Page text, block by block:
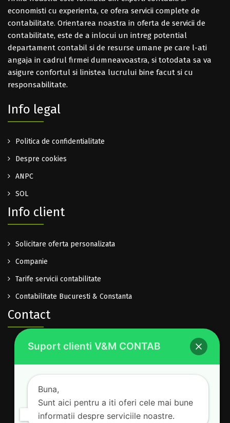
economisti cu experienta, ce ofera servicii complete de
contabilitate. Orientarea noastra in oferta de servicii de
contabilitate, este de a inlocui un intreg potential
departament contabil si de resurse umane pe care l-ati
angaja in cadrul firmei dumneavoastra, si totodata sa va
asigure confortul si linistea lucrului bine facut si cu
responsabilitate.
Info legal
Politica de confidentialitate
Despre cookies
ANPC
SOL
Info client
Solicitare oferta personalizata
Companie
Tarife servicii contabilitate
Contabilitate Bucuresti & Constanta
Contact
0722.614.940
office@vm-contab.ro
Lu-Vi: 08:30-16:00
Sam-Dum: inchis
Suport clienti V&M CONTAB
Buna,
Sunt aici pentru a iti oferi cele mai bune
informatii despre serviciile noastre.